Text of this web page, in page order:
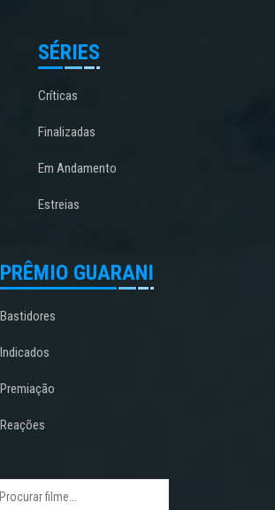
SÉRIES
Críticas
Finalizadas
Em Andamento
Estreias
PRÊMIO GUARANI
Bastidores
Indicados
Premiação
Reações